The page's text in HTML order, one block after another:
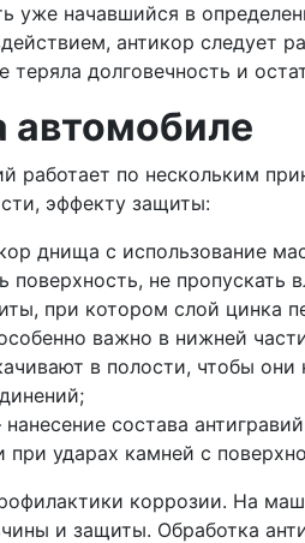
уже начавшийся в
антикор следует
долговечность и
автомобиле
работает по нескольким
эффекту защиты:
днища с использование
не пропускать
при котором слой цинка
важно в нижней
в полости, чтобы они
состава
ударах камней с
коррозии. На
и защиты. Обработка